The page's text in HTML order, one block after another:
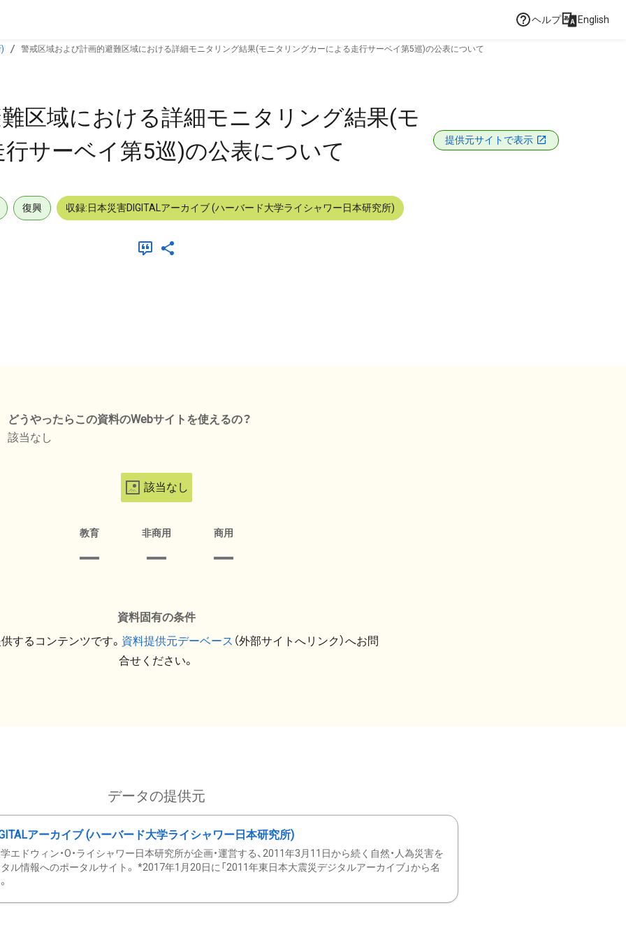
ヘルプ English
警戒区域および計画的避難区域における詳細モニタリング結果(モニタリングカーによる走行サーベイ第5巡)の公表について
区域における詳細モニタリング結果(モ
サーベイ第5巡)の公表について
提供元サイトで表示
復興 収録:日本災害DIGITALアーカイブ (ハーバード大学ライシャワー日本研究所)
どうやったらこの資料のWebサイトを使えるの？
該当なし
該当なし
教育 非商用 商用
資料固有の条件
するコンテンツです。 資料提供元デーベース （外部サイトへリンク）へお問
合せください。
データの提供元
アーカイブ (ハーバード大学ライシャワー日本研究所)
エドウィン・O・ライシャワー日本研究所が企画・運営する、2011年3月11日から続く自然・人為災害を
ル情報へのポータルサイト。 *2017年1月20日に「2011年東日本大震災デジタルアーカイブ」から名